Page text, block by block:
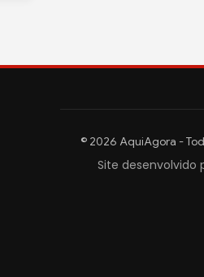
© 2026 AquiAgora -
Site desenvolvido